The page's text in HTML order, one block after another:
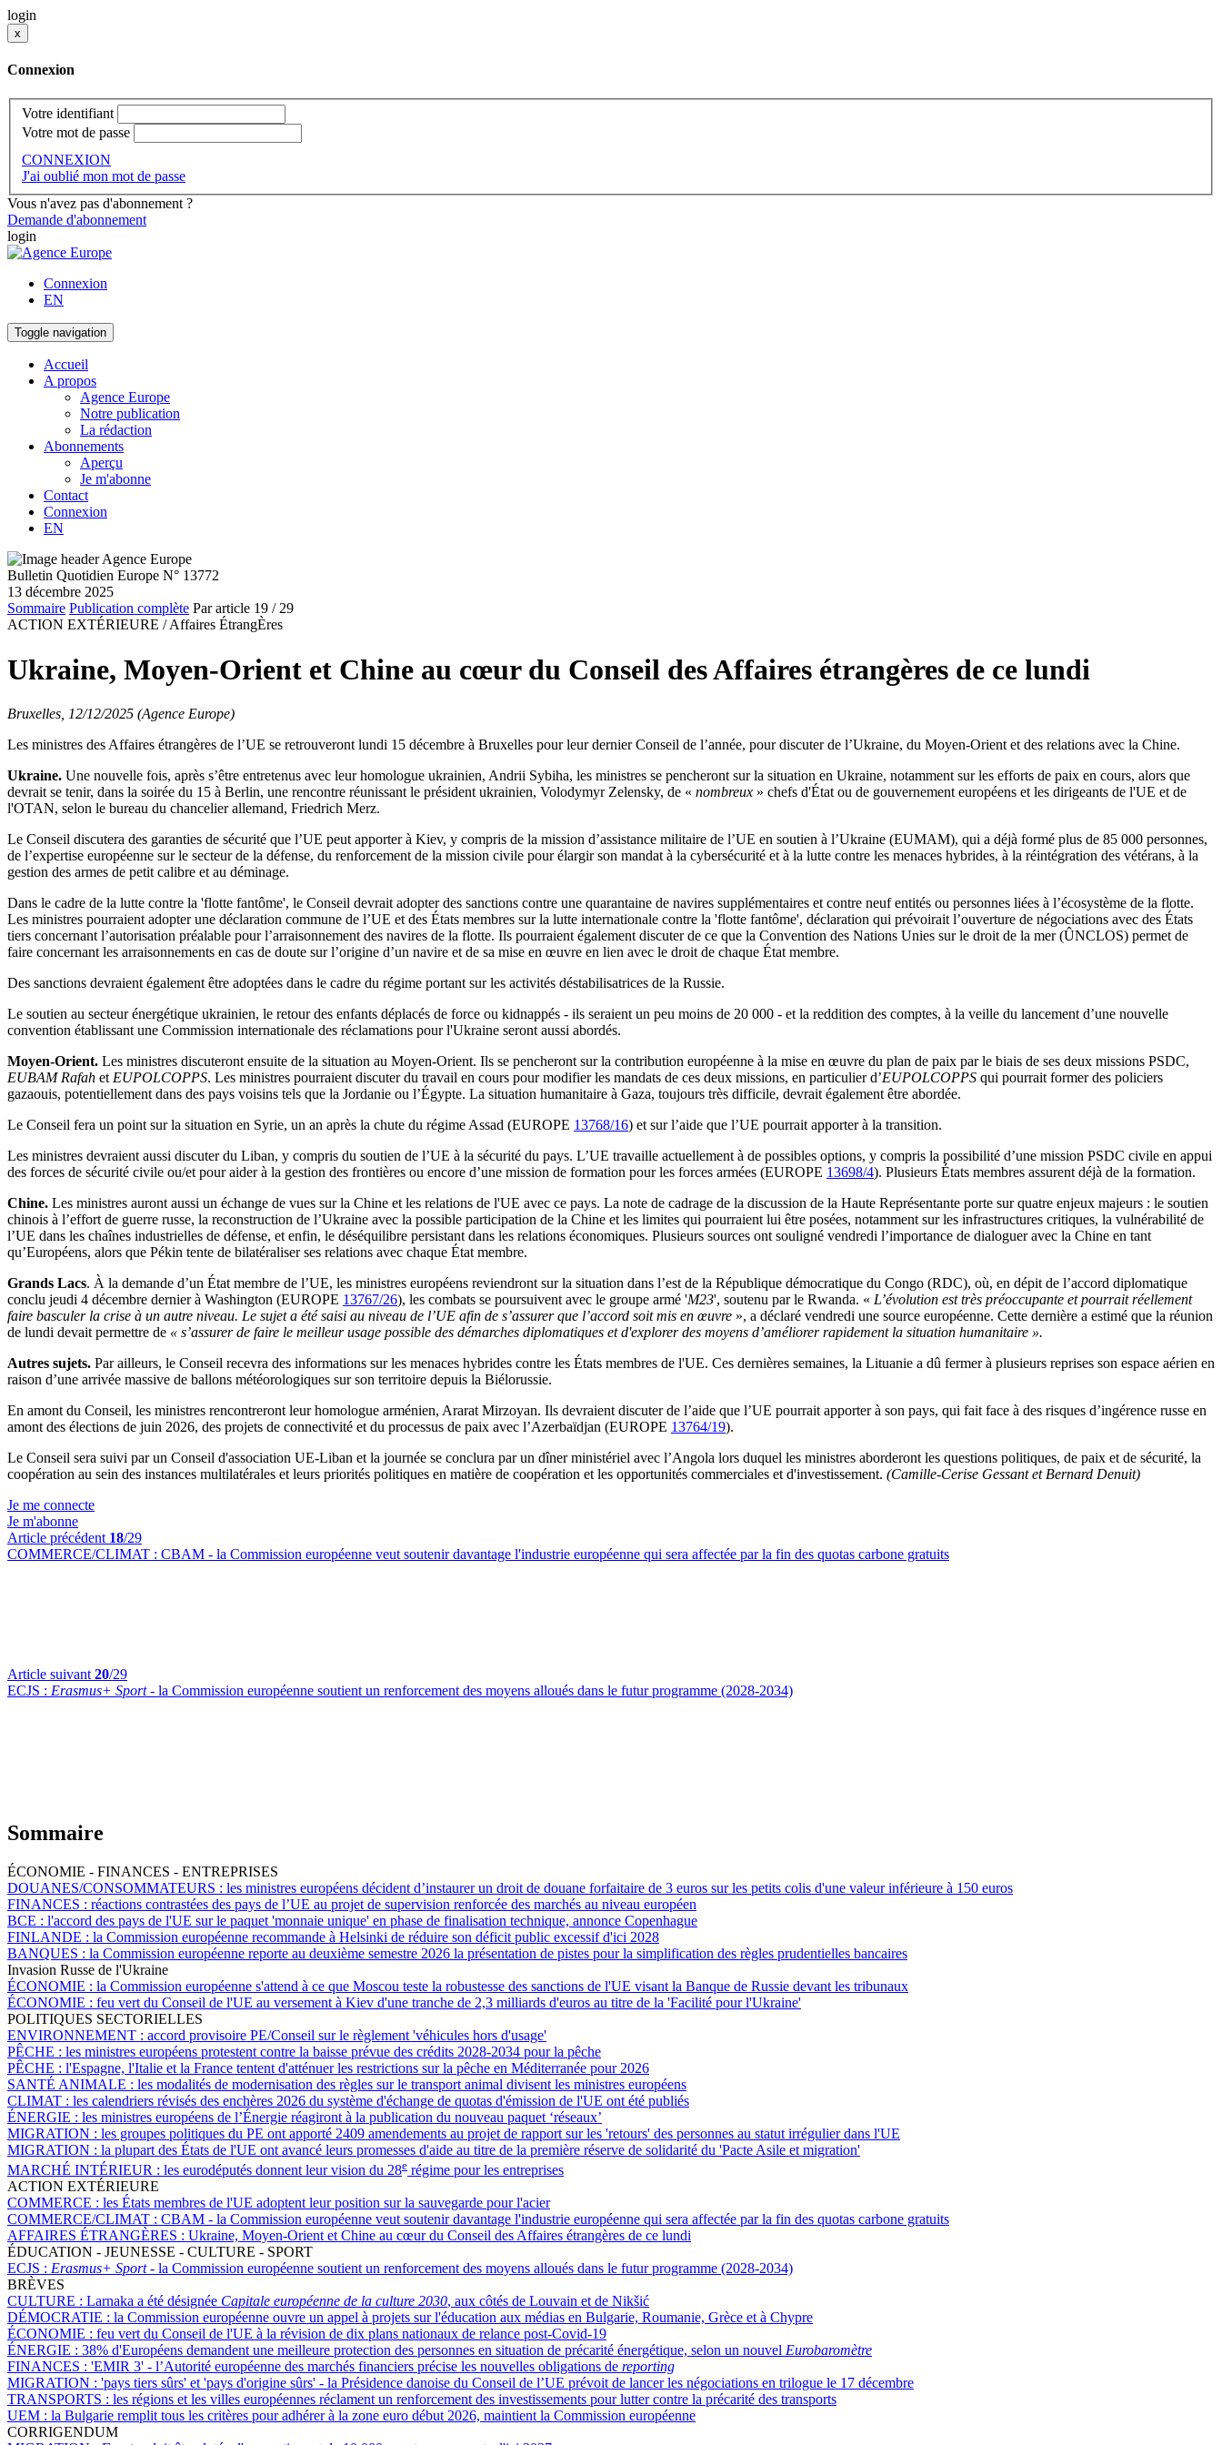
login
x
Connexion
Votre identifiant
Votre mot de passe
CONNEXION
J'ai oublié mon mot de passe
Vous n'avez pas d'abonnement ?
Demande d'abonnement
login
Connexion
EN
Toggle navigation
Accueil
A propos
Agence Europe
Notre publication
La rédaction
Abonnements
Aperçu
Je m'abonne
Contact
Connexion
EN
Bulletin Quotidien Europe N° 13772
13 décembre 2025
Sommaire Publication complète Par article 19 / 29
ACTION EXTÉRIEURE / Affaires ÉtrangÈres
Ukraine, Moyen-Orient et Chine au cœur du Conseil des Affaires étrangères de ce lundi
Bruxelles, 12/12/2025 (Agence Europe)
Les ministres des Affaires étrangères de l’UE se retrouveront lundi 15 décembre à Bruxelles pour leur dernier Conseil de l’année, pour discuter de l’Ukraine, du Moyen-Orient et des relations avec la Chine.
Ukraine. Une nouvelle fois, après s’être entretenus avec leur homologue ukrainien, Andrii Sybiha, les ministres se pencheront sur la situation en Ukraine, notamment sur les efforts de paix en cours, alors que
devrait se tenir, dans la soirée du 15 à Berlin, une rencontre réunissant le président ukrainien, Volodymyr Zelensky, de « nombreux » chefs d'État ou de gouvernement européens et les dirigeants de l'UE et de
l'OTAN, selon le bureau du chancelier allemand, Friedrich Merz.
Le Conseil discutera des garanties de sécurité que l’UE peut apporter à Kiev, y compris de la mission d’assistance militaire de l’UE en soutien à l’Ukraine (EUMAM), qui a déjà formé plus de 85 000 personnes,
de l’expertise européenne sur le secteur de la défense, du renforcement de la mission civile pour élargir son mandat à la cybersécurité et à la lutte contre les menaces hybrides, à la réintégration des vétérans, à la
gestion des armes de petit calibre et au déminage.
Dans le cadre de la lutte contre la 'flotte fantôme', le Conseil devrait adopter des sanctions contre une quarantaine de navires supplémentaires et contre neuf entités ou personnes liées à l’écosystème de la flotte.
Les ministres pourraient adopter une déclaration commune de l’UE et des États membres sur la lutte internationale contre la 'flotte fantôme', déclaration qui prévoirait l’ouverture de négociations avec des États
tiers concernant l’autorisation préalable pour l’arraisonnement des navires de la flotte. Ils pourraient également discuter de ce que la Convention des Nations Unies sur le droit de la mer (ÛNCLOS) permet de
faire concernant les arraisonnements en cas de doute sur l’origine d’un navire et de sa mise en œuvre en lien avec le droit de chaque État membre.
Des sanctions devraient également être adoptées dans le cadre du régime portant sur les activités déstabilisatrices de la Russie.
Le soutien au secteur énergétique ukrainien, le retour des enfants déplacés de force ou kidnappés - ils seraient un peu moins de 20 000 - et la reddition des comptes, à la veille du lancement d’une nouvelle
convention établissant une Commission internationale des réclamations pour l'Ukraine seront aussi abordés.
Moyen-Orient. Les ministres discuteront ensuite de la situation au Moyen-Orient. Ils se pencheront sur la contribution européenne à la mise en œuvre du plan de paix par le biais de ses deux missions PSDC,
EUBAM Rafah et EUPOLCOPPS. Les ministres pourraient discuter du travail en cours pour modifier les mandats de ces deux missions, en particulier d’EUPOLCOPPS qui pourrait former des policiers
gazaouis, potentiellement dans des pays voisins tels que la Jordanie ou l’Égypte. La situation humanitaire à Gaza, toujours très difficile, devrait également être abordée.
Le Conseil fera un point sur la situation en Syrie, un an après la chute du régime Assad (EUROPE 13768/16) et sur l’aide que l’UE pourrait apporter à la transition.
Les ministres devraient aussi discuter du Liban, y compris du soutien de l’UE à la sécurité du pays. L’UE travaille actuellement à de possibles options, y compris la possibilité d’une mission PSDC civile en appui
des forces de sécurité civile ou/et pour aider à la gestion des frontières ou encore d’une mission de formation pour les forces armées (EUROPE 13698/4). Plusieurs États membres assurent déjà de la formation.
Chine. Les ministres auront aussi un échange de vues sur la Chine et les relations de l'UE avec ce pays. La note de cadrage de la discussion de la Haute Représentante porte sur quatre enjeux majeurs : le soutien
chinois à l’effort de guerre russe, la reconstruction de l’Ukraine avec la possible participation de la Chine et les limites qui pourraient lui être posées, notamment sur les infrastructures critiques, la vulnérabilité de
l’UE dans les chaînes industrielles de défense, et enfin, le déséquilibre persistant dans les relations économiques. Plusieurs sources ont souligné vendredi l’importance de dialoguer avec la Chine en tant
qu’Européens, alors que Pékin tente de bilatéraliser ses relations avec chaque État membre.
Grands Lacs. À la demande d’un État membre de l’UE, les ministres européens reviendront sur la situation dans l’est de la République démocratique du Congo (RDC), où, en dépit de l’accord diplomatique
conclu jeudi 4 décembre dernier à Washington (EUROPE 13767/26), les combats se poursuivent avec le groupe armé 'M23', soutenu par le Rwanda. « L’évolution est très préoccupante et pourrait réellement
faire basculer la crise à un autre niveau. Le sujet a été saisi au niveau de l’UE afin de s’assurer que l’accord soit mis en œuvre », a déclaré vendredi une source européenne. Cette dernière a estimé que la réunion
de lundi devait permettre de « s’assurer de faire le meilleur usage possible des démarches diplomatiques et d'explorer des moyens d’améliorer rapidement la situation humanitaire ».
Autres sujets. Par ailleurs, le Conseil recevra des informations sur les menaces hybrides contre les États membres de l'UE. Ces dernières semaines, la Lituanie a dû fermer à plusieurs reprises son espace aérien en
raison d’une arrivée massive de ballons météorologiques sur son territoire depuis la Biélorussie.
En amont du Conseil, les ministres rencontreront leur homologue arménien, Ararat Mirzoyan. Ils devraient discuter de l’aide que l’UE pourrait apporter à son pays, qui fait face à des risques d’ingérence russe en
amont des élections de juin 2026, des projets de connectivité et du processus de paix avec l’Azerbaïdjan (EUROPE 13764/19).
Le Conseil sera suivi par un Conseil d'association UE-Liban et la journée se conclura par un dîner ministériel avec l’Angola lors duquel les ministres aborderont les questions politiques, de paix et de sécurité, la
coopération au sein des instances multilatérales et leurs priorités politiques en matière de coopération et les opportunités commerciales et d'investissement. (Camille-Cerise Gessant et Bernard Denuit)
Je me connecte
Je m'abonne
Article précédent 18/29
COMMERCE/CLIMAT : CBAM - la Commission européenne veut soutenir davantage l'industrie européenne qui sera affectée par la fin des quotas carbone gratuits
Article suivant 20/29
ECJS : Erasmus+ Sport- la Commission européenne soutient un renforcement des moyens alloués dans le futur programme (2028-2034)
Sommaire
ÉCONOMIE - FINANCES - ENTREPRISES
DOUANES/CONSOMMATEURS : les ministres européens décident d’instaurer un droit de douane forfaitaire de 3 euros sur les petits colis d'une valeur inférieure à 150 euros
FINANCES : réactions contrastées des pays de l’UE au projet de supervision renforcée des marchés au niveau européen
BCE : l'accord des pays de l'UE sur le paquet 'monnaie unique' en phase de finalisation technique, annonce Copenhague
FINLANDE : la Commission européenne recommande à Helsinki de réduire son déficit public excessif d'ici 2028
BANQUES : la Commission européenne reporte au deuxième semestre 2026 la présentation de pistes pour la simplification des règles prudentielles bancaires
Invasion Russe de l'Ukraine
ÉCONOMIE : la Commission européenne s'attend à ce que Moscou teste la robustesse des sanctions de l'UE visant la Banque de Russie devant les tribunaux
ÉCONOMIE : feu vert du Conseil de l'UE au versement à Kiev d'une tranche de 2,3 milliards d'euros au titre de la 'Facilité pour l'Ukraine'
POLITIQUES SECTORIELLES
ENVIRONNEMENT : accord provisoire PE/Conseil sur le règlement 'véhicules hors d'usage'
PÊCHE : les ministres européens protestent contre la baisse prévue des crédits 2028-2034 pour la pêche
PÊCHE : l'Espagne, l'Italie et la France tentent d'atténuer les restrictions sur la pêche en Méditerranée pour 2026
SANTÉ ANIMALE : les modalités de modernisation des règles sur le transport animal divisent les ministres européens
CLIMAT : les calendriers révisés des enchères 2026 du système d'échange de quotas d'émission de l'UE ont été publiés
ÉNERGIE : les ministres européens de l’Énergie réagiront à la publication du nouveau paquet ‘réseaux’
MIGRATION : les groupes politiques du PE ont apporté 2409 amendements au projet de rapport sur les 'retours' des personnes au statut irrégulier dans l'UE
MIGRATION : la plupart des États de l'UE ont avancé leurs promesses d'aide au titre de la première réserve de solidarité du 'Pacte Asile et migration'
MARCHÉ INTÉRIEUR : les eurodéputés donnent leur vision du 28e régime pour les entreprises
ACTION EXTÉRIEURE
COMMERCE : les États membres de l'UE adoptent leur position sur la sauvegarde pour l'acier
COMMERCE/CLIMAT : CBAM - la Commission européenne veut soutenir davantage l'industrie européenne qui sera affectée par la fin des quotas carbone gratuits
AFFAIRES ÉTRANGÈRES : Ukraine, Moyen-Orient et Chine au cœur du Conseil des Affaires étrangères de ce lundi
ÉDUCATION - JEUNESSE - CULTURE - SPORT
ECJS : Erasmus+ Sport- la Commission européenne soutient un renforcement des moyens alloués dans le futur programme (2028-2034)
BRÈVES
CULTURE : Larnaka a été désignée Capitale européenne de la culture 2030, aux côtés de Louvain et de Nikšić
DÉMOCRATIE : la Commission européenne ouvre un appel à projets sur l'éducation aux médias en Bulgarie, Roumanie, Grèce et à Chypre
ÉCONOMIE : feu vert du Conseil de l'UE à la révision de dix plans nationaux de relance post-Covid-19
ÉNERGIE : 38% d'Européens demandent une meilleure protection des personnes en situation de précarité énergétique, selon un nouvel Eurobaromètre
FINANCES : 'EMIR 3' - l’Autorité européenne des marchés financiers précise les nouvelles obligations de reporting
MIGRATION : 'pays tiers sûrs' et 'pays d'origine sûrs' - la Présidence danoise du Conseil de l’UE prévoit de lancer les négociations en trilogue le 17 décembre
TRANSPORTS : les régions et les villes européennes réclament un renforcement des investissements pour lutter contre la précarité des transports
UEM : la Bulgarie remplit tous les critères pour adhérer à la zone euro début 2026, maintient la Commission européenne
CORRIGENDUM